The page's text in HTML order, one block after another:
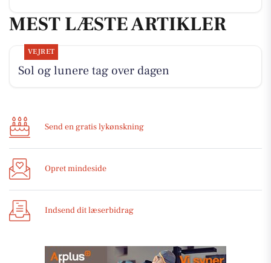
MEST LÆSTE ARTIKLER
VEJRET
Sol og lunere tag over dagen
Send en gratis lykønskning
Opret mindeside
Indsend dit læserbidrag